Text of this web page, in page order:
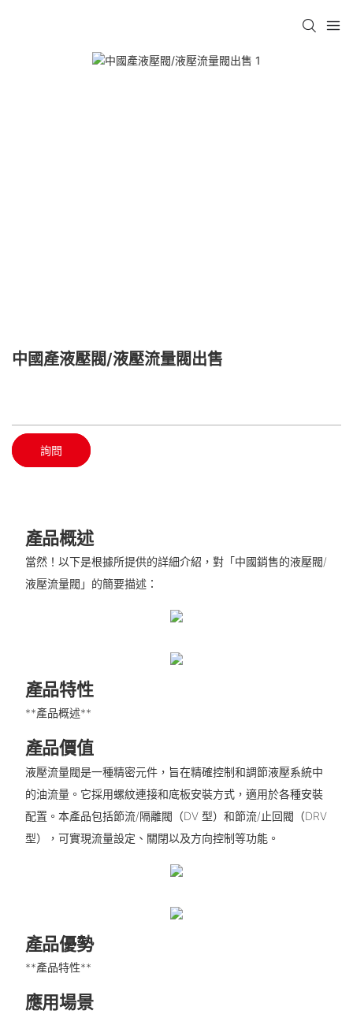
中國產液壓閥/液壓流量閥出售
詢問
產品概述
當然！以下是根據所提供的詳細介紹，對「中國銷售的液壓閥/
液壓流量閥」的簡要描述：
產品特性
**產品概述**
產品價值
液壓流量閥是一種精密元件，旨在精確控制和調節液壓系統中
的油流量。它採用螺紋連接和底板安裝方式，適用於各種安裝
配置。本產品包括節流/隔離閥（DV 型）和節流/止回閥（DRV
型），可實現流量設定、關閉以及方向控制等功能。
產品優勢
**產品特性**
應用場景